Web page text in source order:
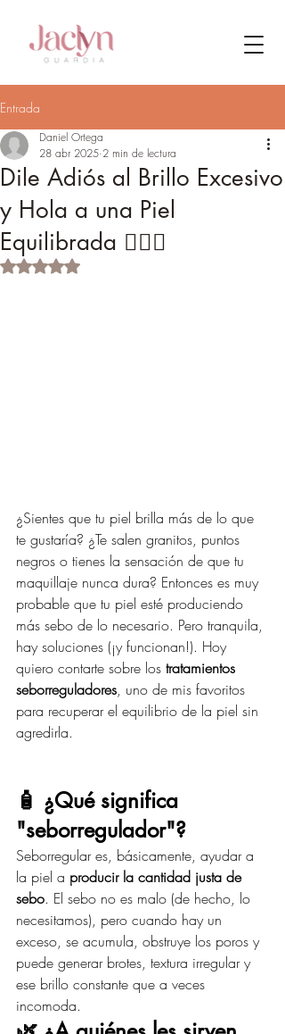
Entrada
Dile Adiós al Brillo Excesivo
y Hola a una Piel
Equilibrada 💆‍♀️✨
Daniel Ortega
28 abr 2025 2 min de lectura
Obtuvo NaN de 5 estrellas.
¿Sientes que tu piel brilla más de lo que
te gustaría? ¿Te salen granitos, puntos
negros o tienes la sensación de que tu
maquillaje nunca dura? Entonces es muy
probable que tu piel esté produciendo
más sebo de lo necesario. Pero tranquila,
hay soluciones (¡y funcionan!). Hoy
quiero contarte sobre los tratamientos
seborreguladores, uno de mis favoritos
para recuperar el equilibrio de la piel sin
agredirla.
🧴 ¿Qué significa
"seborregulador"?
Seborregular es, básicamente, ayudar a
la piel a producir la cantidad justa de
sebo. El sebo no es malo (de hecho, lo
necesitamos), pero cuando hay un
exceso, se acumula, obstruye los poros y
puede generar brotes, textura irregular y
ese brillo constante que a veces
incomoda.